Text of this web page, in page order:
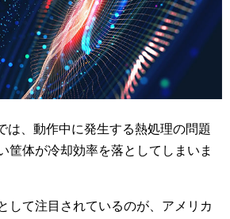
は、動作中に発生する熱処理の問題
筐体が冷却効率を落としてしまいま
して注目されているのが、アメリカ